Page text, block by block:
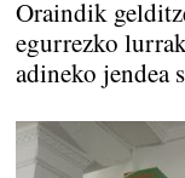
Oraindik
egurrezko
adineko jendea